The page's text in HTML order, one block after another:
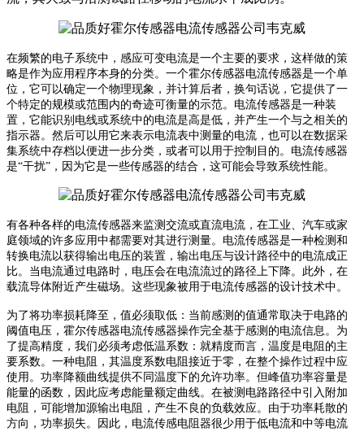
在频繁的电子系统中，感应可变电流是一个主要的要求，这样做的策
略是作为应用程序本身的分类。一个霍尔传感器电流传感器是一个单
位，它可以确定一个物理现象，并计算后者，换句话说，它提供了一
个特定的规模或范围内的奇迹可衡量的示范。电流传感器是一种装
置，它能识别电线或系统中的电流是高是低，并产生一个与之相关的
指示器。然后可以用它来表示电流表中测量的电流，也可以在数据采
集系统中存档以便进一步分类，或者可以用于控制目的。电流传感器
是“干扰”，因为它是一些传感器的结合，这可能会导致系统性能。
有各种各样的电流传感器来监测交流或直流电流，在工业、汽车或家
庭领域的许多应用中都需要对其进行测量。 电流传感器是一种检测和
转换电流以获得输出电压的装置，输出电压与设计路径中的电流成正
比。当电流通过电路时，电压会在电流流过的路径上下降。此外，在
载流导体附近产生磁场。这些现象被用于电流传感器的设计技术中。
为了将功率损耗降至，值必须取低：当前感测的值通常取决于电路的
阈值电压，霍尔传感器电流传感器操作完全基于感测的电流信息。 为
了提高精度，我们必须考虑低温系数： 就精度而言，温度是电阻的主
要系数。一种电阻，其温度系数电阻接近于零，在整个操作过程中应
使用。功率降额曲线提供不同温度下的允许功率。但峰值功率容量是
能量的函数，因此应考虑能量额定曲线。 在被测电路路径中引入附加
电阻，可能增加源输出电阻，产生不良的负载效应。由于功率耗散的
方向，功率损失。因此，电流传感电阻器很少用于低电流和中等电流